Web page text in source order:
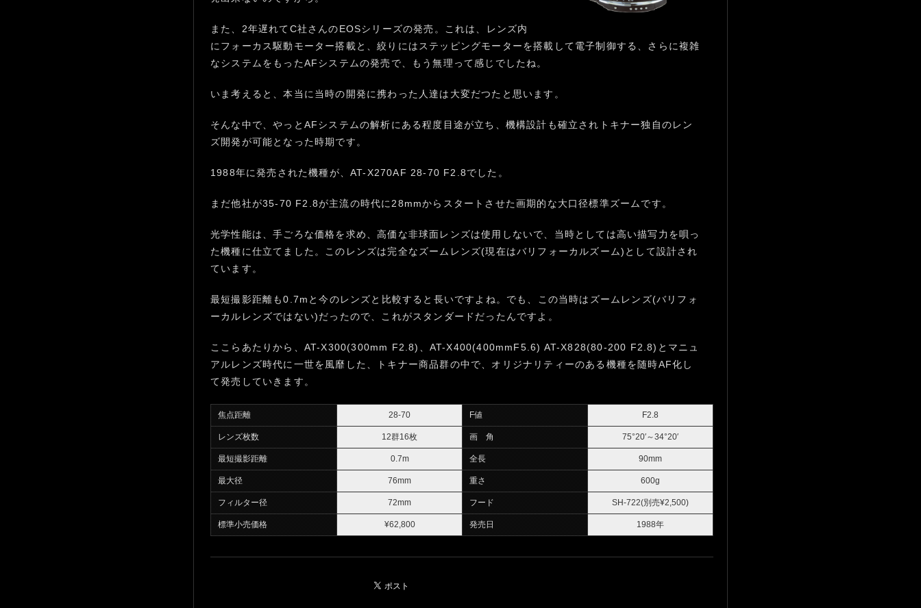
また、2年遅れてC社さんのEOSシリーズの発売。これは、レンズ内
にフォーカス駆動モーター搭載と、絞りにはステッピングモーターを搭載して電子制御する、さらに複雑
なシステムをもったAFシステムの発売で、もう無理って感じでしたね。
いま考えると、本当に当時の開発に携わった人達は大変だつたと思います。
そんな中で、やっとAFシステムの解析にある程度目途が立ち、機構設計も確立されトキナー独自のレン
ズ開発が可能となった時期です。
1988年に発売された機種が、AT-X270AF 28-70 F2.8でした。
まだ他社が35-70 F2.8が主流の時代に28mmからスタートさせた画期的な大口径標準ズームです。
光学性能は、手ごろな価格を求め、高価な非球面レンズは使用しないで、当時としては高い描写力を唄っ
た機種に仕立てました。このレンズは完全なズームレンズ(現在はバリフォーカルズーム)として設計され
ています。
最短撮影距離も0.7mと今のレンズと比較すると長いですよね。でも、この当時はズームレンズ(バリフォ
ーカルレンズではない)だったので、これがスタンダードだったんですよ。
ここらあたりから、AT-X300(300mm F2.8)、AT-X400(400mmF5.6) AT-X828(80-200 F2.8)とマニュ
アルレンズ時代に一世を風靡した、トキナー商品群の中で、オリジナリティーのある機種を随時AF化し
て発売していきます。
焦点距離 28-70 F値 F2.8
レンズ枚数 12群16枚 画 角 75°20′～34°20′
最短撮影距離 0.7m 全長 90mm
最大径 76mm 重さ 600g
フィルター径 72mm フード SH-722(別売¥2,500)
標準小売価格 ¥62,800 発売日 1988年